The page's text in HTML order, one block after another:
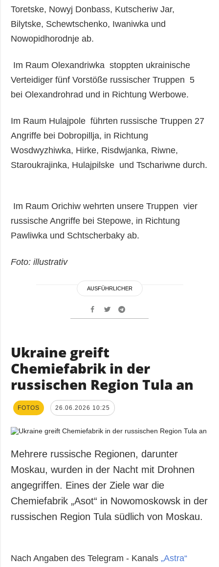
Toretske, Nowyj Donbass, Kutscheriw Jar,
Bilytske, Schewtschenko, Iwaniwka und
Nowopidhorodnje ab.
Im Raum Olexandriwka stoppten ukrainische
Verteidiger fünf Vorstöße russischer Truppen 5
bei Olexandrohrad und in Richtung Werbowe.
Im Raum Hulajpole führten russische Truppen 27
Angriffe bei Dobropillja, in Richtung
Wosdwyzhiwka, Hirke, Risdwjanka, Riwne,
Staroukrajinka, Hulajpilske und Tschariwne durch.
Im Raum Orichiw wehrten unsere Truppen vier
russische Angriffe bei Stepowe, in Richtung
Pawliwka und Schtscherbaky ab.
Foto: illustrativ
AUSFÜHRLICHER
Ukraine greift
Chemiefabrik in der
russischen Region Tula an
FOTOS 26.06.2026 10:25
Mehrere russische Regionen, darunter
Moskau, wurden in der Nacht mit Drohnen
angegriffen. Eines der Ziele war die
Chemiefabrik „Asot“ in Nowomoskowsk in der
russischen Region Tula südlich von Moskau.
Nach Angaben des Telegram - Kanals „Astra“